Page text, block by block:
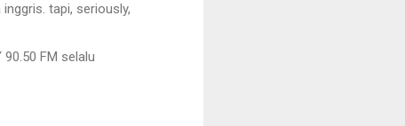
tapi, seriously,
FM selalu